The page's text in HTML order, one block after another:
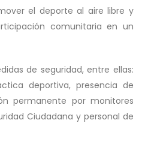
el deporte al aire libre y
comunitaria en un
de seguridad, entre ellas:
deportiva, presencia de
permanente por monitores
Ciudadana y personal de